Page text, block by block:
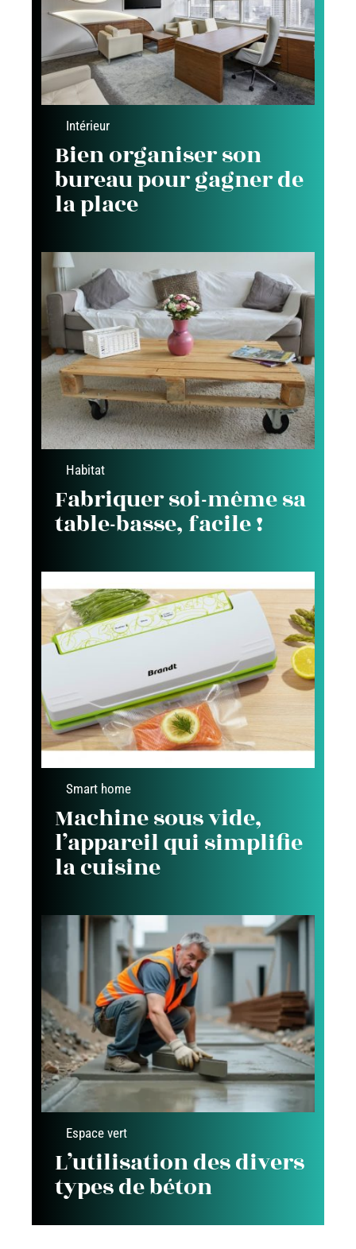
Intérieur
Bien organiser son
bureau pour gagner de
la place
Habitat
Fabriquer soi-même sa
table-basse, facile !
Smart home
Machine sous vide,
l’appareil qui simplifie
la cuisine
Espace vert
L’utilisation des divers
types de béton